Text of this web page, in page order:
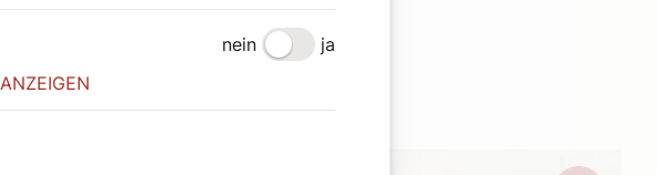
nein
ja